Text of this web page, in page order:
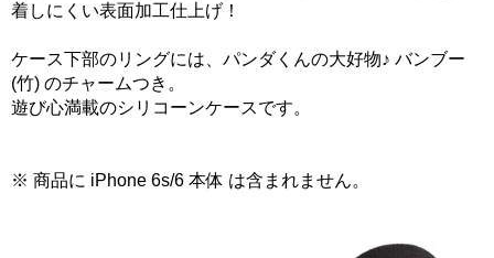
着しにくい表面加工仕上げ！
ケース下部のリングには、パンダくんの大好物♪ バンブー
(竹) のチャームつき。
遊び心満載のシリコーンケースです。
※ 商品に iPhone 6s/6 本体 は含まれません。